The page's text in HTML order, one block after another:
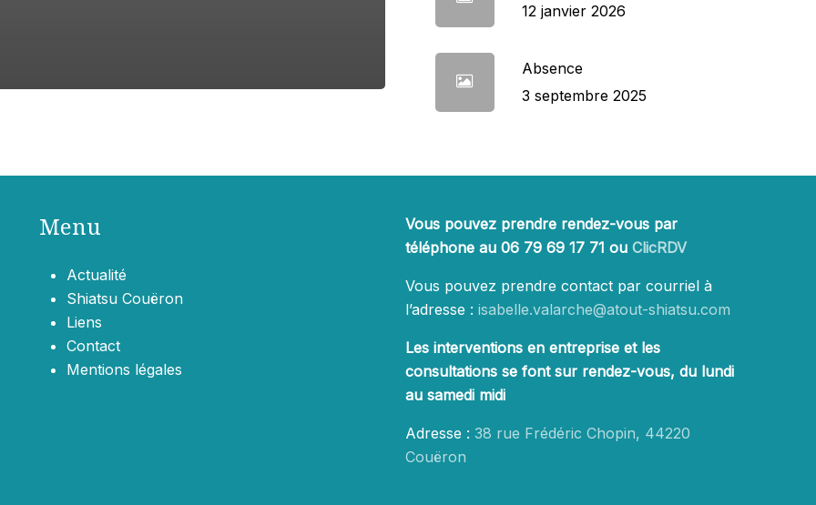
12 janvier 2026
Absence
3 septembre 2025
Menu
Actualité
Shiatsu Couëron
Liens
Contact
Mentions légales
Vous pouvez prendre rendez-vous par
téléphone au 06 79 69 17 71 ou ClicRDV
Vous pouvez prendre contact par courriel à
l’adresse : isabelle.valarche@atout-shiatsu.com
Les interventions en entreprise et les
consultations se font sur rendez-vous, du lundi
au samedi midi
Adresse : 38 rue Frédéric Chopin, 44220
Couëron